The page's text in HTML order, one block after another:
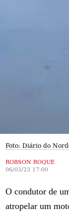
Foto: Diário do
ROBSON ROQUE
06/03/23 17:00
O condutor de
atropelar um